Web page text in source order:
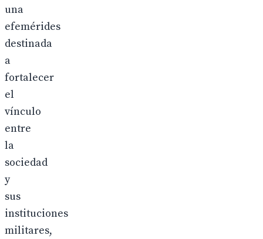
una
efemérides
destinada
a
fortalecer
el
vínculo
entre
la
sociedad
y
sus
instituciones
militares,